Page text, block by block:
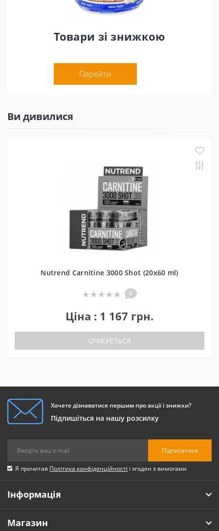
Товари зі знижкою
Перейти
Ви дивилися
Nutrend Carnitine 3000 Shot (20х60 ml)
0
Ціна : 1 167 грн.
ОЧІКУЄТЬСЯ
Хочете дізнаватися першим про акції і знижки?
Підпишіться на нашу розсилку
Підписатися
Я прочитав Політика конфіденційності і згоден з вимогами
Інформація
Магазин